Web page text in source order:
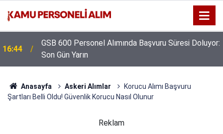
16:44
GSB 600 Personel Alımında Başvuru Süresi Doluyor:
Son Gün Yarın
Anasayfa Askeri Alımlar
Korucu Alımı Başvuru
Şartları Belli Oldu! Güvenlik Korucu Nasıl Olunur
Reklam